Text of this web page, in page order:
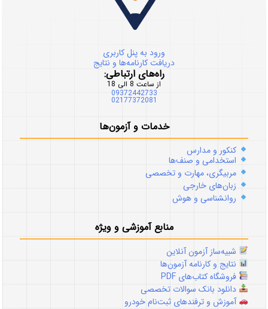
ورود به پنل کاربری
دریافت کارنامه‌ها و نتایج
راه‌های ارتباطی:
از ساعت 8 الی 18
09372442733
02177372081
خدمات و آزمون‌ها
کنکور و مدارس
استخدامی و صنف‌ها
مربیگری، مهارت و تخصصی
زبان‌های خارجی
روانشناسی و هوش
منابع آموزشی و ویژه
شبیه‌ساز آزمون آنلاین
نتایج و کارنامه آزمون‌ها
فروشگاه کتاب‌های PDF
دانلود بانک سوالات تخصصی
آموزش و ترفندهای ثبت‌نام خودرو